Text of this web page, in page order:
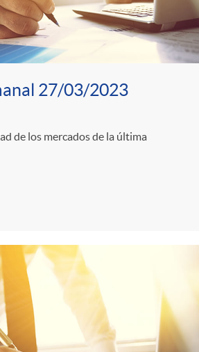
27/03/2023
de los mercados de la última